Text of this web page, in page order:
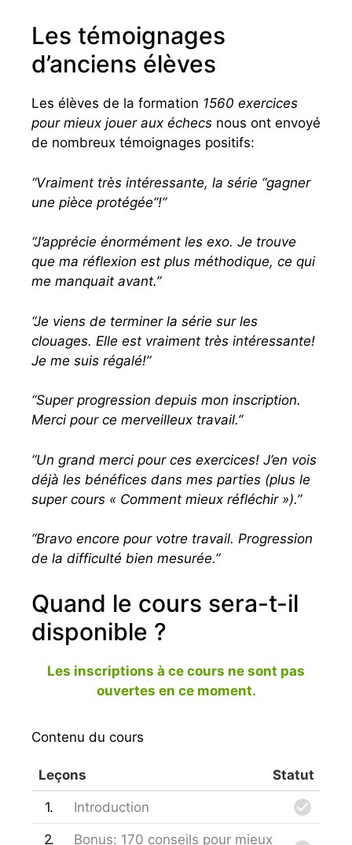
Les témoignages
d’anciens élèves
Les élèves de la formation 1560 exercices
pour mieux jouer aux échecs nous ont envoyé
de nombreux témoignages positifs:
“Vraiment très intéressante, la série “gagner
une pièce protégée”!”
“J’apprécie énormément les exo. Je trouve
que ma réflexion est plus méthodique, ce qui
me manquait avant.”
“Je viens de terminer la série sur les
clouages. Elle est vraiment très intéressante!
Je me suis régalé!”
“Super progression depuis mon inscription.
Merci pour ce merveilleux travail.”
“Un grand merci pour ces exercices! J’en vois
déjà les bénéfices dans mes parties (plus le
super cours « Comment mieux réfléchir »).”
“Bravo encore pour votre travail. Progression
de la difficulté bien mesurée.”
Quand le cours sera-t-il
disponible ?
Les inscriptions à ce cours ne sont pas
ouvertes en ce moment.
Contenu du cours
Leçons Statut
1 Introduction
2 Bonus: 170 conseils pour mieux